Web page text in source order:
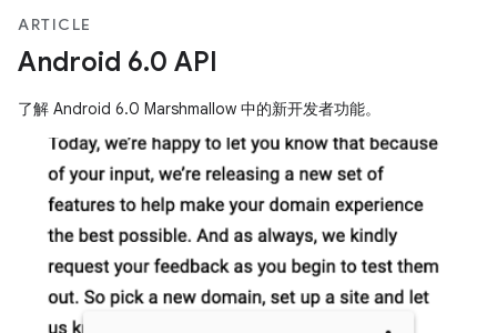
ARTICLE
Android 6.0 API
了解 Android 6.0 Marshmallow 中的新开发者功能。